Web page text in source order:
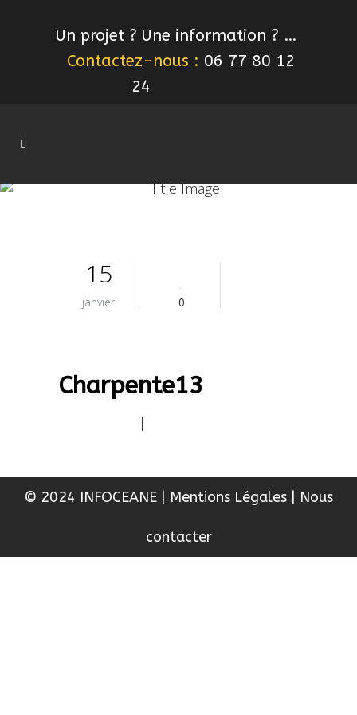
Un projet ? Une information ? …
Contactez-nous : 06 77 80 12
24
15
janvier 0
Charpente13
|
© 2024 INFOCEANE Mentions Légales Nous
contacter